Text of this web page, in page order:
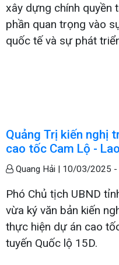
xây dựng chính quyền
phần quan trọng vào
quốc tế và sự phát
Quảng Trị kiến nghị
cao tốc Cam Lộ -
Quang Hải | 10/03/2025 -
Phó Chủ tịch UBND
vừa ký văn bản kiến
thực hiện dự án cao
tuyến Quốc lộ 15D.